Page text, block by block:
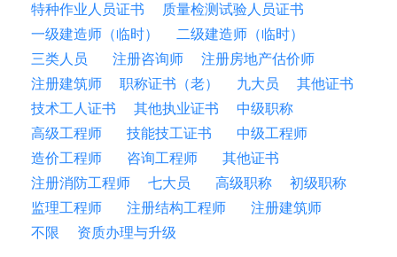
特种作业人员证书
质量检测试验人员证书
一级建造师（临时）
二级建造师（临时）
三类人员
注册咨询师
注册房地产估价师
注册建筑师
职称证书（老） 九大员
其他证书
技术工人证书
其他执业证书
中级职称
高级工程师
技能技工证书
中级工程师
造价工程师
咨询工程师
其他证书
注册消防工程师
七大员 高级职称
初级职称
监理工程师
注册结构工程师
注册建筑师
不限
资质办理与升级